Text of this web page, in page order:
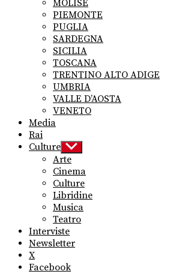
MOLISE
PIEMONTE
PUGLIA
SARDEGNA
SICILIA
TOSCANA
TRENTINO ALTO ADIGE
UMBRIA
VALLE D’AOSTA
VENETO
Media
Rai
Culture Show
sub
menu
Arte
Cinema
Culture
Libridine
Musica
Teatro
Interviste
Newsletter
X
Facebook